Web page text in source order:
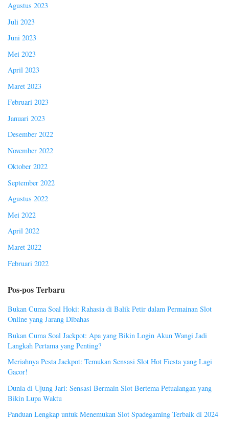
Agustus 2023
Juli 2023
Juni 2023
Mei 2023
April 2023
Maret 2023
Februari 2023
Januari 2023
Desember 2022
November 2022
Oktober 2022
September 2022
Agustus 2022
Mei 2022
April 2022
Maret 2022
Februari 2022
Pos-pos Terbaru
Bukan Cuma Soal Hoki: Rahasia di Balik Petir dalam Permainan Slot
Online yang Jarang Dibahas
Bukan Cuma Soal Jackpot: Apa yang Bikin Login Akun Wangi Jadi
Langkah Pertama yang Penting?
Meriahnya Pesta Jackpot: Temukan Sensasi Slot Hot Fiesta yang Lagi
Gacor!
Dunia di Ujung Jari: Sensasi Bermain Slot Bertema Petualangan yang
Bikin Lupa Waktu
Panduan Lengkap untuk Menemukan Slot Spadegaming Terbaik di 2024